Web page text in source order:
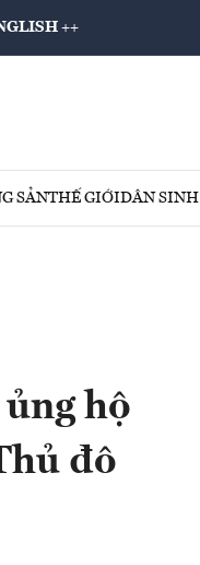
++
SẢNTHẾ GIỚIDÂN SINH
hộ
đô